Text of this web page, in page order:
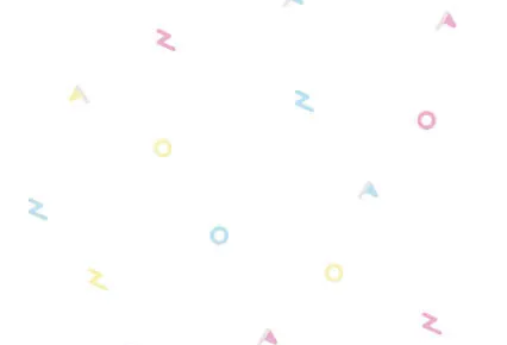
リラックマモデル（全2種）
センチメンタルサーカスモデル（全1種）
最遊記 RELOAD -ZEROIN- モデル（全2種）
グレー系